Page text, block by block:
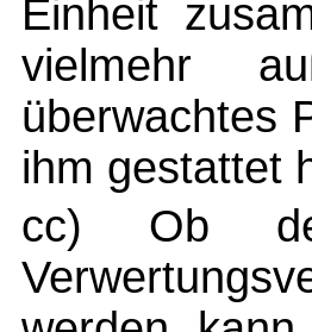
Einheit
vielmehr
überwachtes
ihm gestattet
cc) Ob